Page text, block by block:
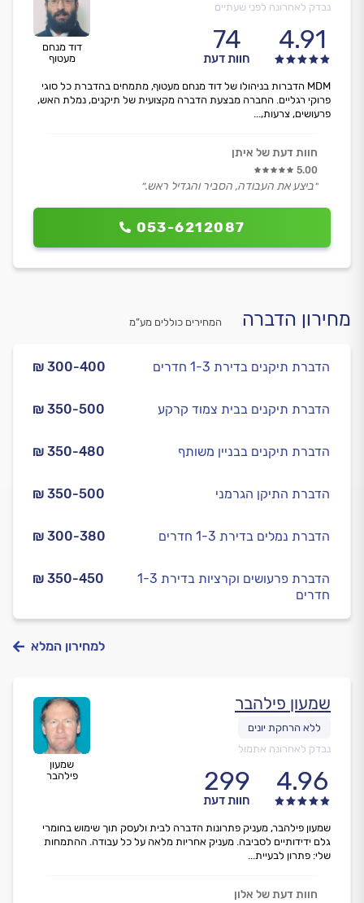
דוד מנחם
מעטוף
נבדק לאחרונה לפני שעתיים
4.91
74
חוות דעת
053-6212087
MDM הדברות בניהולו של דוד מנחם מעטוף, מתמחים בהדברת כל סוגי
פרוקי רגליים. החברה מבצעת הדברה מקצועית של תיקנים, נמלת האש,
פרעושים, צרעות,...
חוות דעת של איתן
5.00
״ביצע את העבודה, הסביר והגדיל ראש.״
מחירון הדברה המחירים כוללים מע”מ
₪ 300-400 הדברת תיקנים בדירת 1-3 חדרים
₪ 350-500 הדברת תיקנים בבית צמוד קרקע
₪ 350-480 הדברת תיקנים בבניין משותף
₪ 350-500 הדברת התיקן הגרמני
₪ 300-380 הדברת נמלים בדירת 1-3 חדרים
₪ 350-450
הדברת פרעושים וקרציות בדירת 1-3
חדרים
למחירון המלא
שמעון
פילהבר
שמעון פילהבר
נבדק לאחרונה אתמול
4.96
299
חוות דעת
שמעון פילהבר, מעניק פתרונות הדברה לבית ולעסק תוך שימוש בחומרי
גלם ידידותיים לסביבה. מעניק אחריות מלאה על כל עבודה. ההתמחות
שלי: פתרון לבעיית...
חוות דעת של אלון